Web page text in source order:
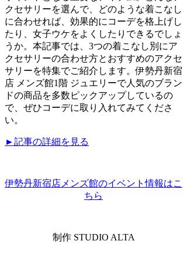
クセサリーを選んで、どのような着こなし
に合わせれば、効果的にコーデを格上げし
たり、女子ウケをよくしたりできるでしょ
うか。本記事では、3つの着こなし別にア
クセサリーの合わせ方とおすすめのアクセ
サリーを特集でご紹介します。伊勢丹新宿
店 メンズ館1階 ジュエリーで人気のブラン
ドの商品を多数ピックアップしているの
で、ぜひコーデに取り入れてみてくださ
い。
►記事の詳細を見る
伊勢丹新宿店メンズ館のイベント情報はこ
ちら
制作 STUDIO ALTA